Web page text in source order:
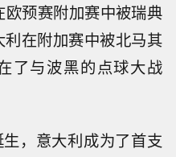
预赛附加赛中被瑞典
在附加赛中被北马其
了与波黑的点球大战
，意大利成为了首支